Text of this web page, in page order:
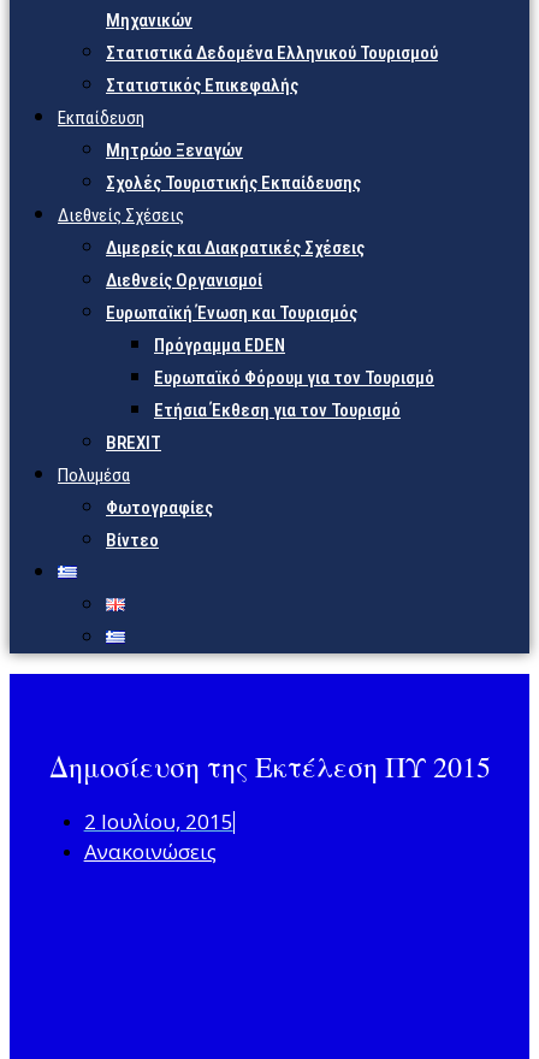
Μηχανικών
Στατιστικά Δεδομένα Ελληνικού Τουρισμού
Στατιστικός Επικεφαλής
Εκπαίδευση
Μητρώο Ξεναγών
Σχολές Τουριστικής Εκπαίδευσης
Διεθνείς Σχέσεις
Διμερείς και Διακρατικές Σχέσεις
Διεθνείς Οργανισμοί
Ευρωπαϊκή Ένωση και Τουρισμός
Πρόγραμμα EDEN
Ευρωπαϊκό Φόρουμ για τον Τουρισμό
Ετήσια Έκθεση για τον Τουρισμό
BREXIT
Πολυμέσα
Φωτογραφίες
Βίντεο
Δημοσίευση της Εκτέλεση ΠΥ 2015
2 Ιουλίου, 2015
Ανακοινώσεις